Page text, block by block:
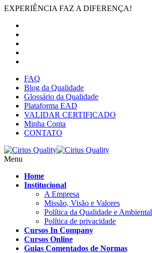
EXPERIÊNCIA FAZ A DIFERENÇA!
FAQ
Blog da Qualidade
Glossário da Qualidade
Plataforma EAD
VALIDAR CERTIFICADO
Minha Conta
CONTATO
Menu
Home
Institucional
A Empresa
Missão, Visão e Valores
Política da Qualidade e Ambiental
Política de privacidade
Cursos In Company
Cursos Online
Guias Comentados de Normas